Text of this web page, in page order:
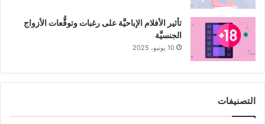
تأثير الأفلام الإباحيَّة على رغبات وتوقُّعات الأزواج
الجنسيَّة
10 يونيو، 2025
التصنيفات